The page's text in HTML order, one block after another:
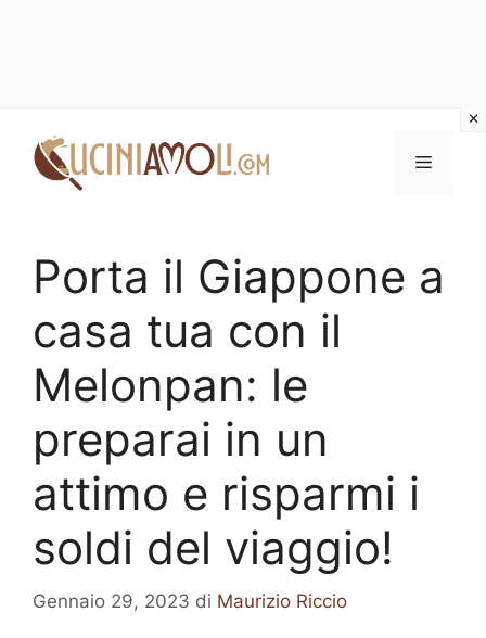
contenuto
Menu
Porta il Giappone a
casa tua con il
Melonpan: le
preparai in un
attimo e risparmi i
soldi del viaggio!
Gennaio 29, 2023 di Maurizio Riccio